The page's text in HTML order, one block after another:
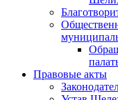
Правовые акты